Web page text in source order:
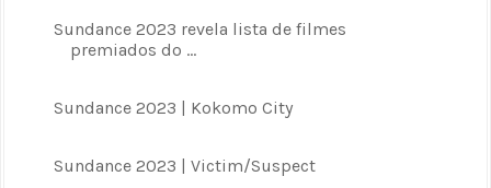
Sundance 2023 revela lista de filmes
premiados do ...
Sundance 2023 | Kokomo City
Sundance 2023 | Victim/Suspect